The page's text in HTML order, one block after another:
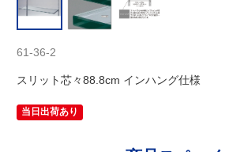
61-36-2
スリット芯々88.8cm インハング仕様
当日出荷あり